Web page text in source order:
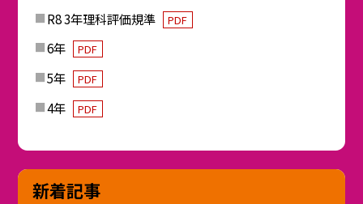
R8 3年理科評価規準 PDF
6年 PDF
5年 PDF
4年 PDF
新着記事